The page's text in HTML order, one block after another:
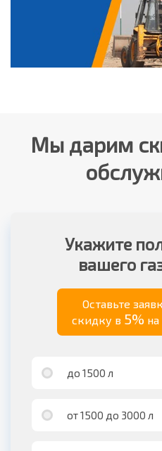
Мы дарим
Укажите
вашего
Оставьте
скидку в 5%
до 1500 л
от 1500 до 3000 л